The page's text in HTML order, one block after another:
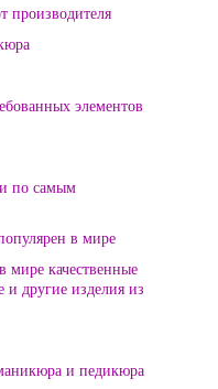
производителя
элементов
по самым
в мире
мире качественные
и другие изделия из
и педикюра